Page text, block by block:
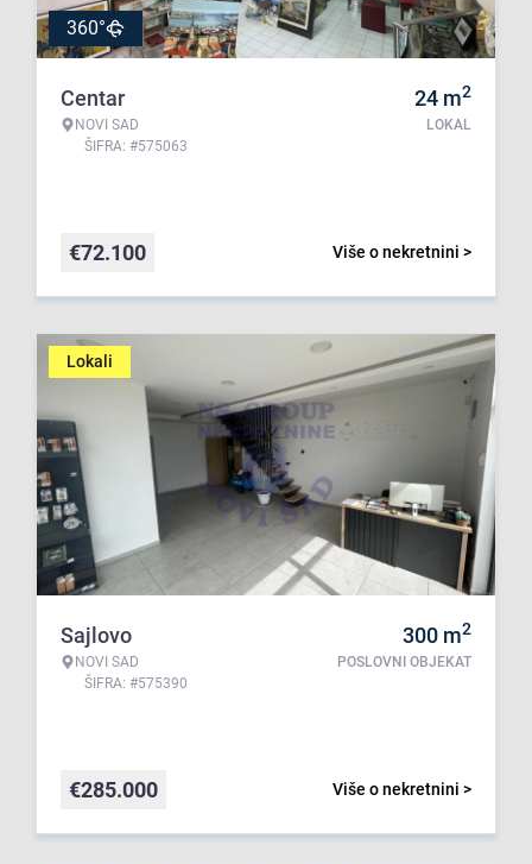
360°
Centar
NOVI SAD
ŠIFRA: #575063
24 m2
LOKAL
Više o nekretnini >
€72.100
Lokali
Sajlovo
NOVI SAD
ŠIFRA: #575390
300 m2
POSLOVNI OBJEKAT
Više o nekretnini >
€285.000